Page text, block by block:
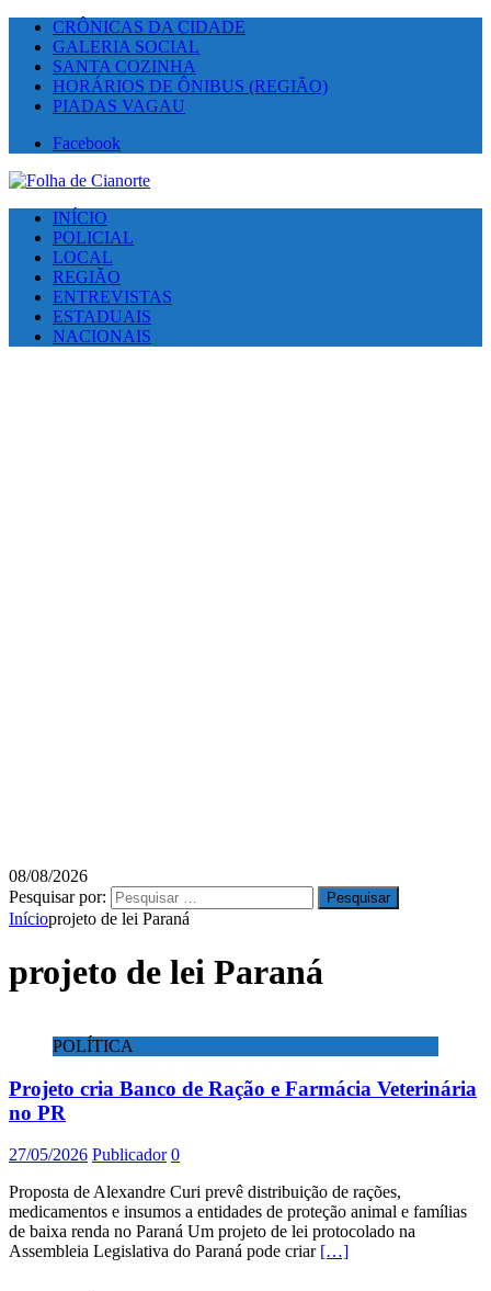
CRÔNICAS DA CIDADE
GALERIA SOCIAL
SANTA COZINHA
HORÁRIOS DE ÔNIBUS (REGIÃO)
PIADAS VAGAU
Facebook
INÍCIO
POLICIAL
LOCAL
REGIÃO
ENTREVISTAS
ESTADUAIS
NACIONAIS
08/08/2026
Pesquisar por:
Inícioprojeto de lei Paraná
projeto de lei Paraná
POLÍTICA
Projeto cria Banco de Ração e Farmácia Veterinária
no PR
27/05/2026 Publicador 0
Proposta de Alexandre Curi prevê distribuição de rações,
medicamentos e insumos a entidades de proteção animal e famílias
de baixa renda no Paraná Um projeto de lei protocolado na
Assembleia Legislativa do Paraná pode criar […]